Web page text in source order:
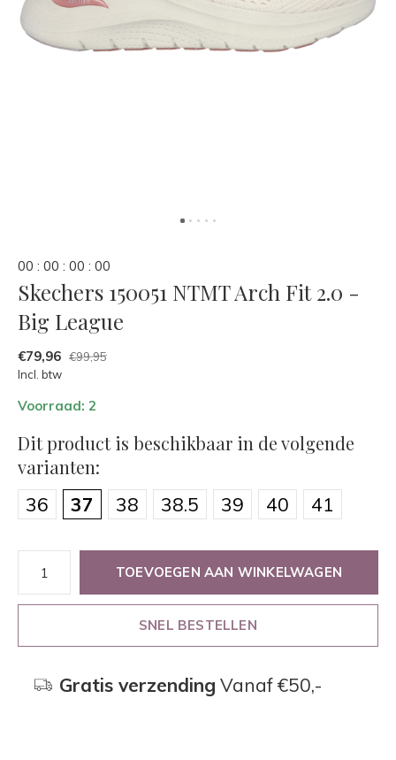
00 : 00 : 00 : 00
Skechers 150051 NTMT Arch Fit 2.0 -
Big League
€79,96 €99,95
Incl. btw
Voorraad: 2
Dit product is beschikbaar in de volgende
varianten:
36 37 38 38.5 39 40 41
TOEVOEGEN AAN WINKELWAGEN
SNEL BESTELLEN
Gratis verzending Vanaf €50,-